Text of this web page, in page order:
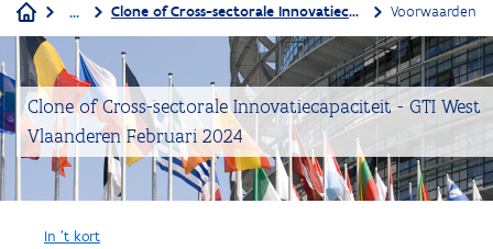
inhoud
gaan
Kruimelpad
... Clone of Cross-sectorale Innovatiecapaciteit - GTI West Vlaanderen Februari 2024 Voorwaarden
Clone of Cross-sectorale Innovatiecapaciteit - GTI West
Vlaanderen Februari 2024
In 't kort